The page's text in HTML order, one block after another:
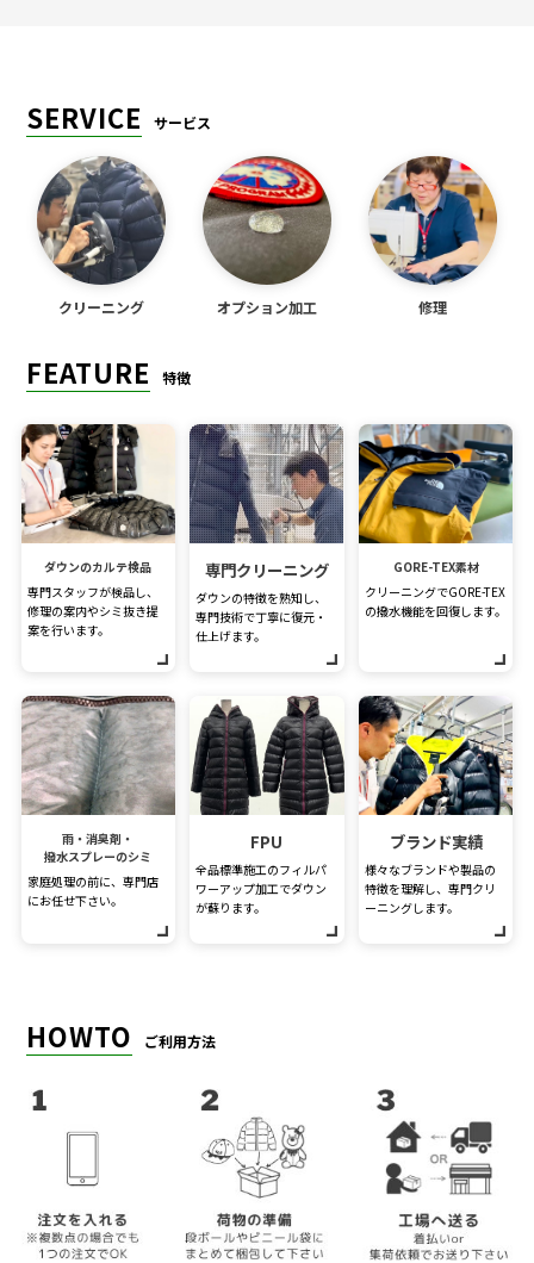
SERVICE サービス
クリーニング オプション加工 修理
FEATURE 特徴
ダウンのカルテ検品
専門スタッフが検品し、
修理の案内やシミ抜き提
案を行います。
専門クリーニング
ダウンの特徴を熟知し、
専門技術で丁寧に復元・
仕上げます。
GORE-TEX素材
クリーニングでGORE-TEX
の撥水機能を回復します。
雨・消臭剤・
撥水スプレーのシミ
家庭処理の前に、専門店
にお任せ下さい。
FPU
全品標準施工のフィルパ
ワーアップ加工でダウン
が蘇ります。
ブランド実績
様々なブランドや製品の
特徴を理解し、専門クリ
ーニングします。
HOWTO ご利用方法